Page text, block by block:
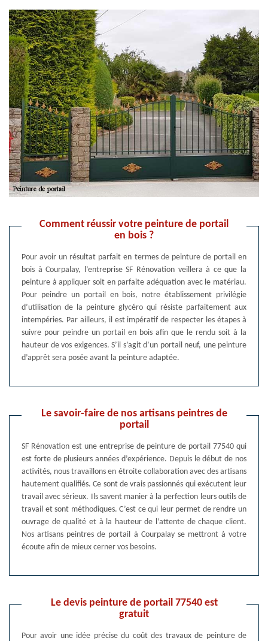
Comment réussir votre peinture de portail
en bois ?
Pour avoir un résultat parfait en termes de peinture de portail en
bois à Courpalay, l’entreprise SF Rénovation veillera à ce que la
peinture à appliquer soit en parfaite adéquation avec le matériau.
Pour peindre un portail en bois, notre établissement privilégie
d’utilisation de la peinture glycéro qui résiste parfaitement aux
intempéries. Par ailleurs, il est impératif de respecter les étapes à
suivre pour peindre un portail en bois afin que le rendu soit à la
hauteur de vos exigences. S’il s’agit d’un portail neuf, une peinture
d’apprêt sera posée avant la peinture adaptée.
Le savoir-faire de nos artisans peintres de
portail
SF Rénovation est une entreprise de peinture de portail 77540 qui
est forte de plusieurs années d’expérience. Depuis le début de nos
activités, nous travaillons en étroite collaboration avec des artisans
hautement qualifiés. Ce sont de vrais passionnés qui exécutent leur
travail avec sérieux. Ils savent manier à la perfection leurs outils de
travail et sont méthodiques. C’est ce qui leur permet de rendre un
ouvrage de qualité et à la hauteur de l’attente de chaque client.
Nos artisans peintres de portail à Courpalay se mettront à votre
écoute afin de mieux cerner vos besoins.
Le devis peinture de portail 77540 est
gratuit
Pour avoir une idée précise du coût des travaux de peinture de